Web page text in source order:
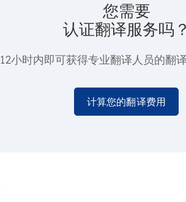
您需要
认证翻译服务吗？
12小时内即可获得专业翻译人员的翻
计算您的翻译费用